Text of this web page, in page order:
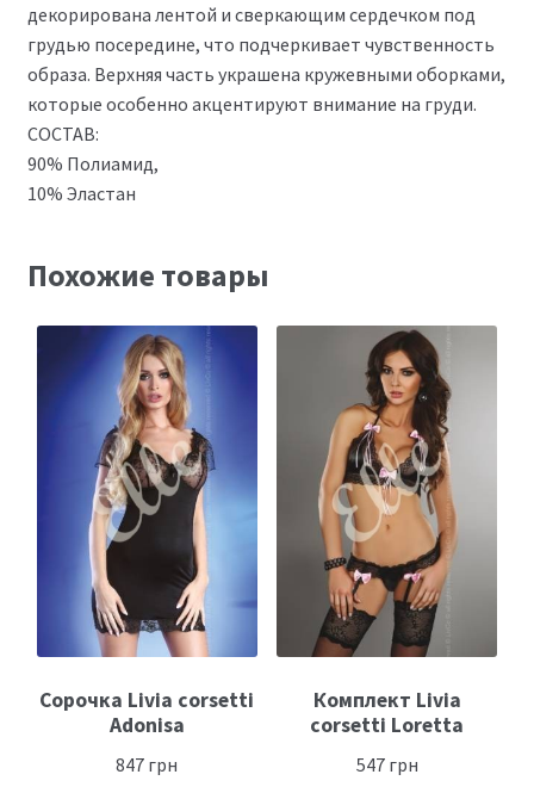
декорирована лентой и сверкающим сердечком под
грудью посередине, что подчеркивает чувственность
образа. Верхняя часть украшена кружевными оборками,
которые особенно акцентируют внимание на груди.
СОСТАВ:
90% Полиамид,
10% Эластан
Похожие товары
Сорочка Livia corsetti
Adonisa
847 грн
Комплект Livia
corsetti Loretta
547грн